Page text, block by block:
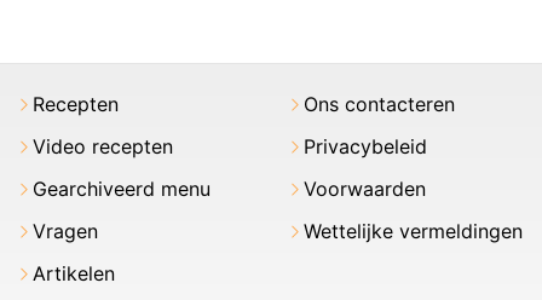
Recepten
Video recepten
Gearchiveerd menu
Vragen
Artikelen
Ons contacteren
Privacybeleid
Voorwaarden
Wettelijke vermeldingen